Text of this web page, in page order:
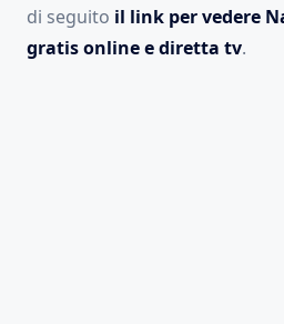
di seguito il link per vedere
gratis online e diretta tv.